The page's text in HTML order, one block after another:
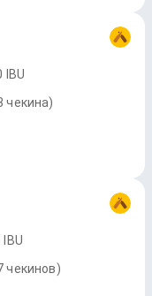
IBU
чекина)
IBU
чекинов)